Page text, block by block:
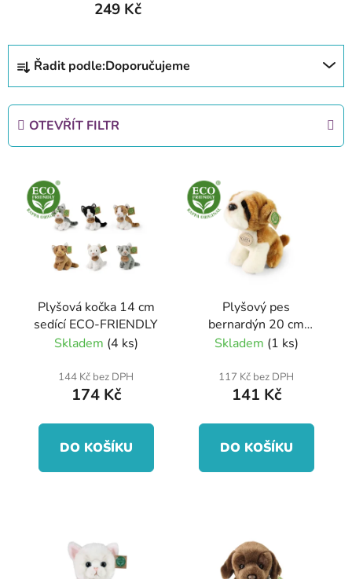
249 Kč
Ř
z
e
Řadit podle:Doporučujeme
OTEVŘÍT FILTR
Plyšová kočka 14 cm
sedící ECO-FRIENDLY
Skladem (4 ks)
144 Kč bez DPH
174 Kč
DO KOŠÍKU
Plyšový pes
bernardýn 20 cm
ECO-FRIENDLY
Skladem (1 ks)
117 Kč bez DPH
141 Kč
DO KOŠÍKU